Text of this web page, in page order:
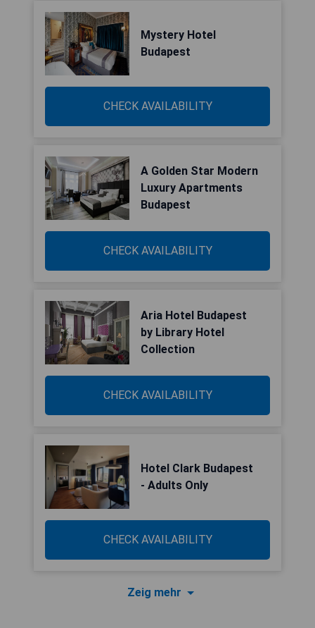
Mystery Hotel
Budapest
CHECK AVAILABILITY
A Golden Star Modern
Luxury Apartments
Budapest
CHECK AVAILABILITY
Aria Hotel Budapest
by Library Hotel
Collection
CHECK AVAILABILITY
Hotel Clark Budapest
- Adults Only
CHECK AVAILABILITY
Zeig mehr